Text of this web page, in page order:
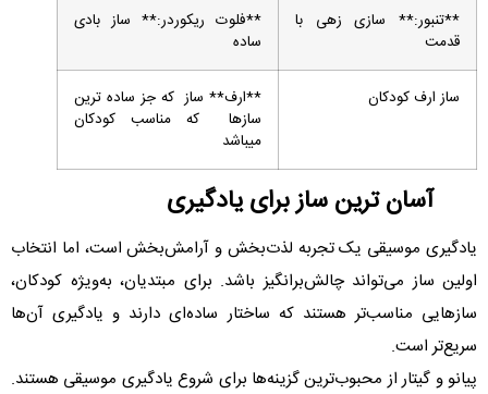
**تنبور:** سازی زهی با
قدمت
**فلوت ریکوردر:** ساز بادی
ساده
ساز ارف کودکان
**ارف** ساز که جز ساده ترین
سازها که مناسب کودکان
میباشد
آسان ترین ساز برای یادگیری
یادگیری موسیقی یک تجربه لذت‌بخش و آرامش‌بخش است، اما انتخاب
اولین ساز می‌تواند چالش‌برانگیز باشد. برای مبتدیان، به‌ویژه کودکان،
سازهایی مناسب‌تر هستند که ساختار ساده‌ای دارند و یادگیری آن‌ها
سریع‌تر است.
پیانو و گیتار از محبوب‌ترین گزینه‌ها برای شروع یادگیری موسیقی هستند.